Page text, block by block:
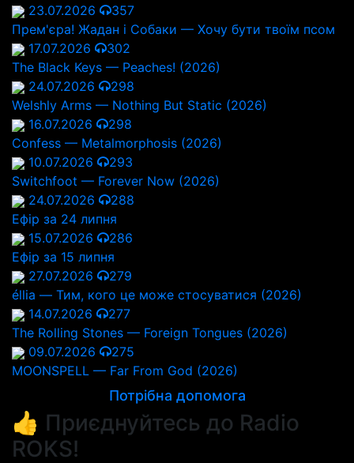
23.07.2026
357
Прем'єра! Жадан і Собаки — Хочу бути твоїм псом
17.07.2026
302
The Black Keys — Peaches! (2026)
24.07.2026
298
Welshly Arms — Nothing But Static (2026)
16.07.2026
298
Confess — Metalmorphosis (2026)
10.07.2026
293
Switchfoot — Forever Now (2026)
24.07.2026
288
Ефір за 24 липня
15.07.2026
286
Ефір за 15 липня
27.07.2026
279
éllia — Тим, кого це може стосуватися (2026)
14.07.2026
277
The Rolling Stones — Foreign Tongues (2026)
09.07.2026
275
MOONSPELL — Far From God (2026)
Потрібна допомога
👍 Приєднуйтесь до Radio
ROKS!